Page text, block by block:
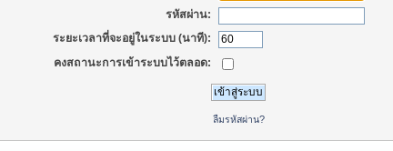
รหัสผ่าน:
ระยะเวลาที่จะอยู่ในระบบ (นาที):
คงสถานะการเข้าระบบไว้ตลอด:
ลืมรหัสผ่าน?